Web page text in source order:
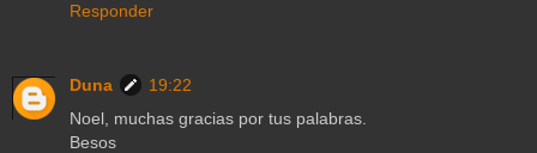
Responder
Duna
19:22
Noel, muchas gracias por tus palabras.
Besos